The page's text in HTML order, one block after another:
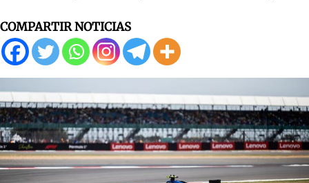
COMPARTIR NOTICIAS